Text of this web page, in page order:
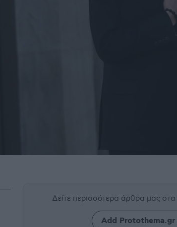
Δείτε περισσότερα άρθρα μας
Add Protothema.gr